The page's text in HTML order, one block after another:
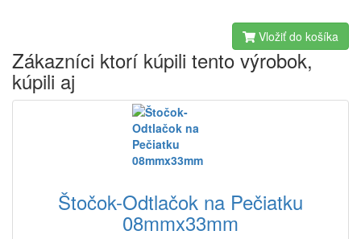
Vložiť do košíka
Zákazníci ktorí kúpili tento výrobok,
kúpili aj
Štočok-Odtlačok na Pečiatku
08mmx33mm